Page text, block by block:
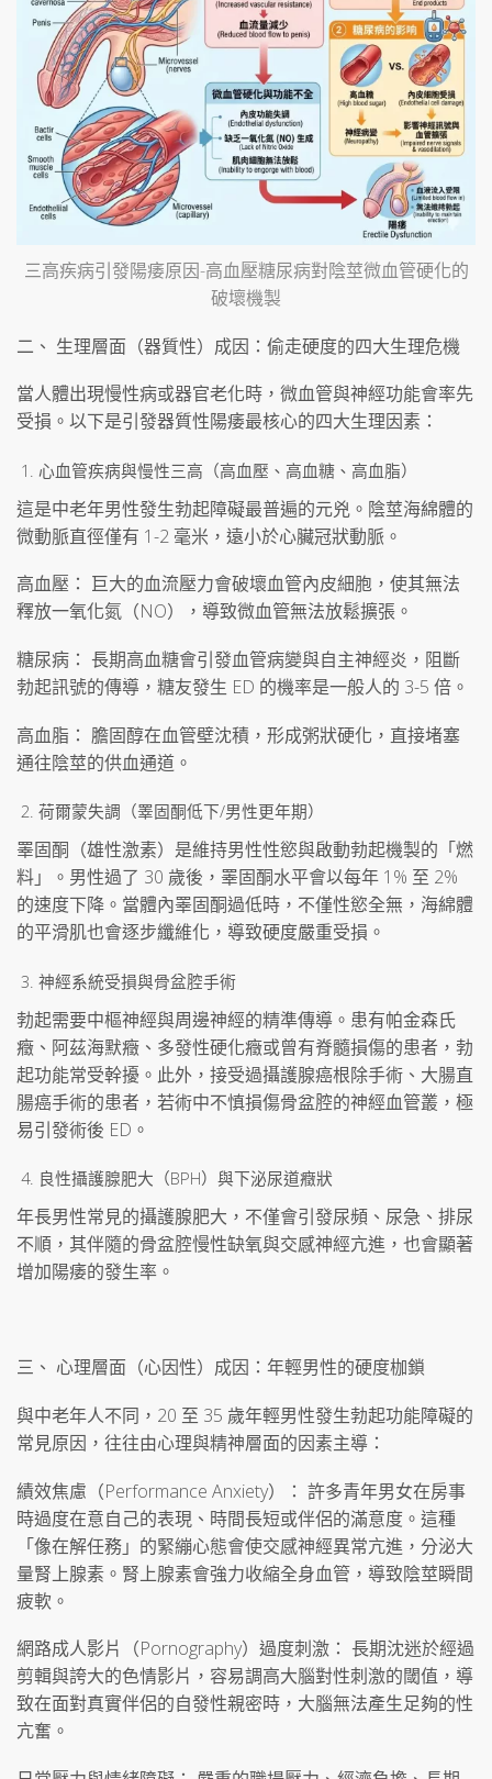
三高疾病引發陽痿原因-高血壓糖尿病對陰莖微血管硬化的
破壞機製
二、 生理層面（器質性）成因：偷走硬度的四大生理危機
當人體出現慢性病或器官老化時，微血管與神經功能會率先
受損。以下是引發器質性陽痿最核心的四大生理因素：
心血管疾病與慢性三高（高血壓、高血糖、高血脂）
這是中老年男性發生勃起障礙最普遍的元兇。陰莖海綿體的
微動脈直徑僅有 1-2 毫米，遠小於心臟冠狀動脈。
高血壓： 巨大的血流壓力會破壞血管內皮細胞，使其無法
釋放一氧化氮（NO），導致微血管無法放鬆擴張。
糖尿病： 長期高血糖會引發血管病變與自主神經炎，阻斷
勃起訊號的傳導，糖友發生 ED 的機率是一般人的 3-5 倍。
高血脂： 膽固醇在血管壁沈積，形成粥狀硬化，直接堵塞
通往陰莖的供血通道。
荷爾蒙失調（睪固酮低下/男性更年期）
睪固酮（雄性激素）是維持男性性慾與啟動勃起機製的「燃
料」。男性過了 30 歲後，睪固酮水平會以每年 1% 至 2%
的速度下降。當體內睪固酮過低時，不僅性慾全無，海綿體
的平滑肌也會逐步纖維化，導致硬度嚴重受損。
神經系統受損與骨盆腔手術
勃起需要中樞神經與周邊神經的精準傳導。患有帕金森氏
癥、阿茲海默癥、多發性硬化癥或曾有脊髓損傷的患者，勃
起功能常受幹擾。此外，接受過攝護腺癌根除手術、大腸直
腸癌手術的患者，若術中不慎損傷骨盆腔的神經血管叢，極
易引發術後 ED。
良性攝護腺肥大（BPH）與下泌尿道癥狀
年長男性常見的攝護腺肥大，不僅會引發尿頻、尿急、排尿
不順，其伴隨的骨盆腔慢性缺氧與交感神經亢進，也會顯著
增加陽痿的發生率。
三、 心理層面（心因性）成因：年輕男性的硬度枷鎖
與中老年人不同，20 至 35 歲年輕男性發生勃起功能障礙的
常見原因，往往由心理與精神層面的因素主導：
績效焦慮（Performance Anxiety）： 許多青年男女在房事
時過度在意自己的表現、時間長短或伴侶的滿意度。這種
「像在解任務」的緊繃心態會使交感神經異常亢進，分泌大
量腎上腺素。腎上腺素會強力收縮全身血管，導致陰莖瞬間
疲軟。
網路成人影片（Pornography）過度刺激： 長期沈迷於經過
剪輯與誇大的色情影片，容易調高大腦對性刺激的閾值，導
致在面對真實伴侶的自發性親密時，大腦無法產生足夠的性
亢奮。